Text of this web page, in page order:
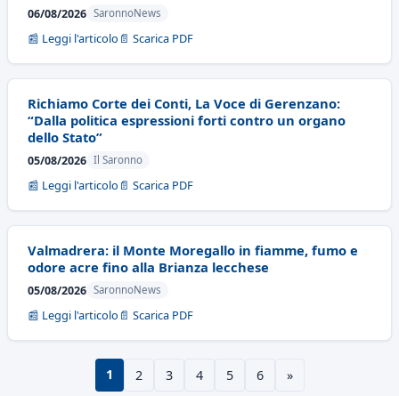
06/08/2026 SaronnoNews
📰 Leggi l'articolo 📄 Scarica PDF
Richiamo Corte dei Conti, La Voce di Gerenzano:
“Dalla politica espressioni forti contro un organo
dello Stato”
05/08/2026 Il Saronno
📰 Leggi l'articolo 📄 Scarica PDF
Valmadrera: il Monte Moregallo in fiamme, fumo e
odore acre fino alla Brianza lecchese
05/08/2026 SaronnoNews
📰 Leggi l'articolo 📄 Scarica PDF
1 2 3 4 5 6 »